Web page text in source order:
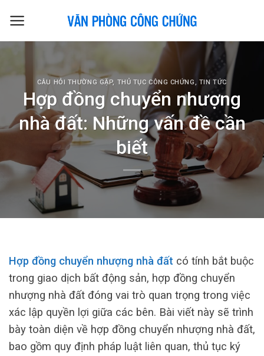
CÂU HỎI THƯỜNG GẶP, THỦ TỤC CÔNG CHỨNG, TIN TỨC
Hợp đồng chuyển nhượng
nhà đất: Những vấn đề cần
biết
Hợp đồng chuyển nhượng nhà đất có tính bắt buộc
trong giao dịch bất động sản, hợp đồng chuyển
nhượng nhà đất đóng vai trò quan trọng trong việc
xác lập quyền lợi giữa các bên. Bài viết này sẽ trình
bày toàn diện về hợp đồng chuyển nhượng nhà đất,
bao gồm quy định pháp luật liên quan, thủ tục ký